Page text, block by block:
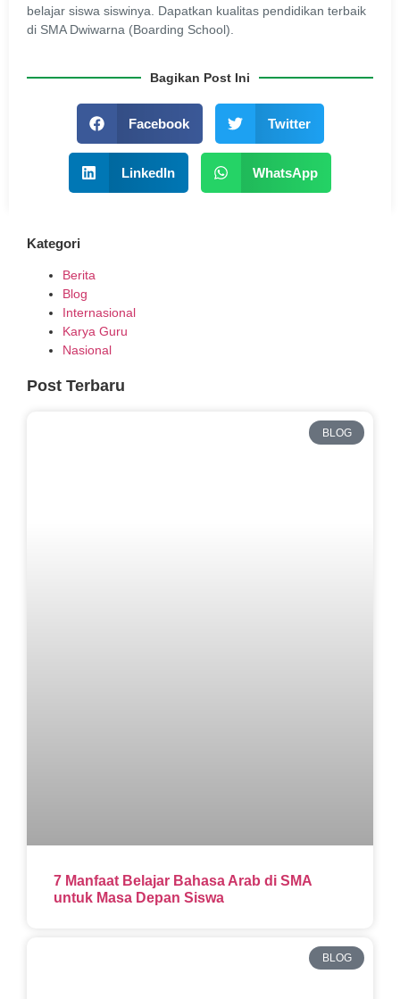
belajar siswa siswinya. Dapatkan kualitas pendidikan terbaik
di SMA Dwiwarna (Boarding School).
Bagikan Post Ini
Facebook Twitter
LinkedIn WhatsApp
Kategori
Berita
Blog
Internasional
Karya Guru
Nasional
Post Terbaru
BLOG
7 Manfaat Belajar Bahasa Arab di SMA
untuk Masa Depan Siswa
BLOG